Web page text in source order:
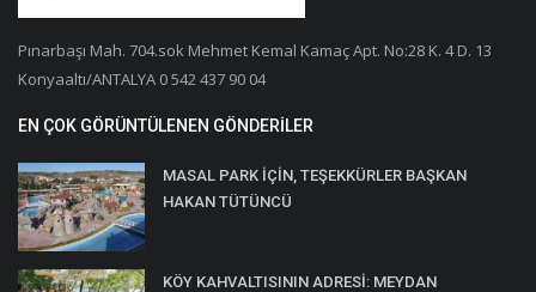
Pınarbaşı Mah. 704.sok Mehmet Kemal Kamaç Apt. No:28 K. 4 D. 13
Konyaaltı/ANTALYA 0 542 437 90 04
EN ÇOK GÖRÜNTÜLENEN GÖNDERILER
MASAL PARK İÇİN, TEŞEKKÜRLER BAŞKAN
HAKAN TÜTÜNCÜ
KÖY KAHVALTISININ ADRESİ: MEYDAN